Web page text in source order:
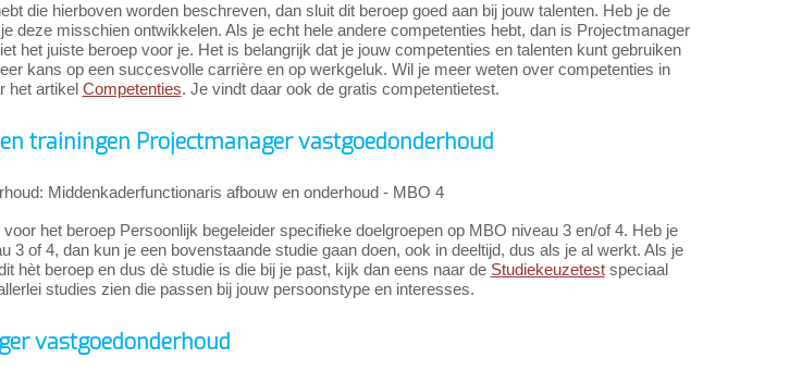
die hierboven worden beschreven, dan sluit dit beroep goed aan bij jouw talenten. Heb je de
deze misschien ontwikkelen. Als je echt hele andere competenties hebt, dan is Projectmanager
het juiste beroep voor je. Het is belangrijk dat je jouw competenties en talenten kunt gebruiken
kans op een succesvolle carrière en op werkgeluk. Wil je meer weten over competenties in
het artikel Competenties. Je vindt daar ook de gratis competentietest.
trainingen Projectmanager vastgoedonderhoud
Middenkaderfunctionaris afbouw en onderhoud - MBO 4
het beroep Persoonlijk begeleider specifieke doelgroepen op MBO niveau 3 en/of 4. Heb je
3 of 4, dan kun je een bovenstaande studie gaan doen, ook in deeltijd, dus als je al werkt. Als je
hèt beroep en dus dè studie is die bij je past, kijk dan eens naar de Studiekeuzetestspeciaal
studies zien die passen bij jouw persoonstype en interesses.
vastgoedonderhoud